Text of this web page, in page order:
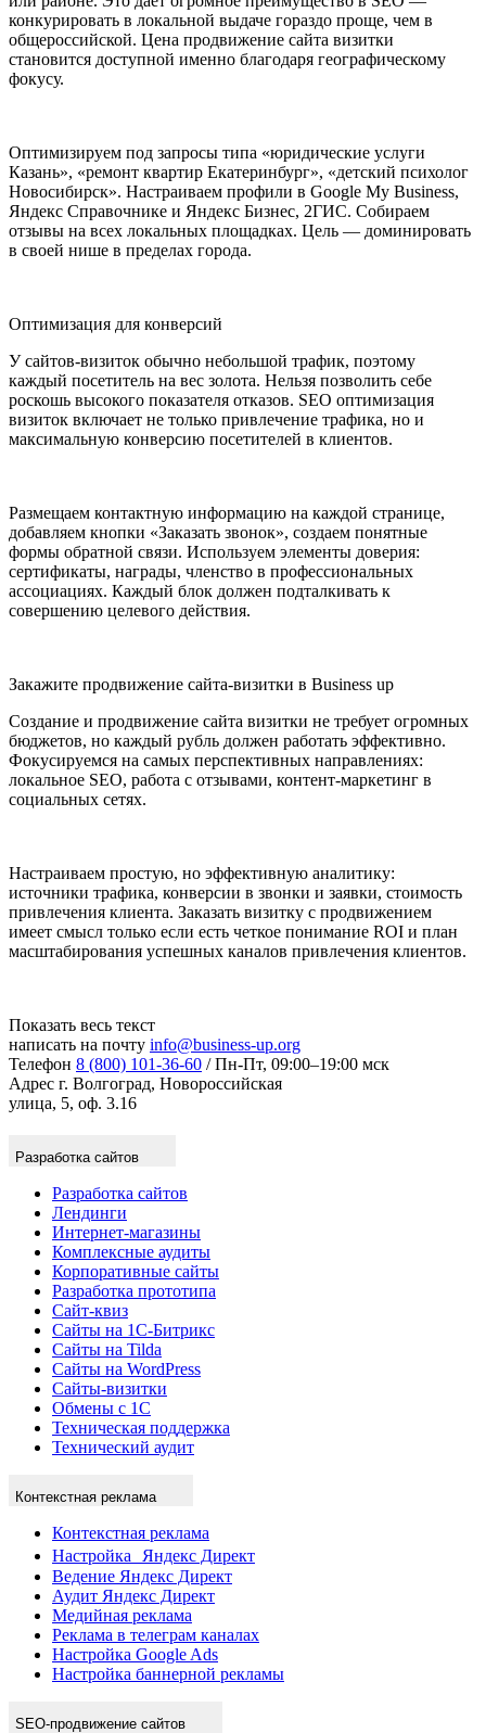
конкурировать в локальной выдаче гораздо проще, чем в
общероссийской. Цена продвижение сайта визитки
становится доступной именно благодаря географическому
фокусу.
Оптимизируем под запросы типа «юридические услуги
Казань», «ремонт квартир Екатеринбург», «детский психолог
Новосибирск». Настраиваем профили в Google My Business,
Яндекс Справочнике и Яндекс Бизнес, 2ГИС. Собираем
отзывы на всех локальных площадках. Цель — доминировать
в своей нише в пределах города.
Оптимизация для конверсий
У сайтов-визиток обычно небольшой трафик, поэтому
каждый посетитель на вес золота. Нельзя позволить себе
роскошь высокого показателя отказов. SEO оптимизация
визиток включает не только привлечение трафика, но и
максимальную конверсию посетителей в клиентов.
Размещаем контактную информацию на каждой странице,
добавляем кнопки «Заказать звонок», создаем понятные
формы обратной связи. Используем элементы доверия:
сертификаты, награды, членство в профессиональных
ассоциациях. Каждый блок должен подталкивать к
совершению целевого действия.
Закажите продвижение сайта-визитки в Business up
Создание и продвижение сайта визитки не требует огромных
бюджетов, но каждый рубль должен работать эффективно.
Фокусируемся на самых перспективных направлениях:
локальное SEO, работа с отзывами, контент-маркетинг в
социальных сетях.
Настраиваем простую, но эффективную аналитику:
источники трафика, конверсии в звонки и заявки, стоимость
привлечения клиента. Заказать визитку с продвижением
имеет смысл только если есть четкое понимание ROI и план
масштабирования успешных каналов привлечения клиентов.
Показать весь текст
написать на почту info@business-up.org
Телефон 8 (800) 101-36-60 / Пн-Пт, 09:00–19:00 мск
Адрес г. Волгоград, Новороссийская
улица, 5, оф. 3.16
Разработка сайтов
Разработка сайтов
Лендинги
Интернет-магазины
Комплексные аудиты
Корпоративные сайты
Разработка прототипа
Сайт-квиз
Сайты на 1С-Битрикс
Сайты на Tilda
Сайты на WordPress
Сайты-визитки
Обмены с 1С
Техническая поддержка
Технический аудит
Контекстная реклама
Контекстная реклама
Настройка Яндекс Директ
Ведение Яндекс Директ
Аудит Яндекс Директ
Медийная реклама
Реклама в телеграм каналах
Настройка Google Ads
Настройка баннерной рекламы
SEO-продвижение сайтов